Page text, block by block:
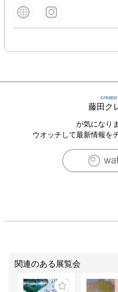
creator
藤田ク
が気になり
ウオッチして最新情報を
関連のある展覧会